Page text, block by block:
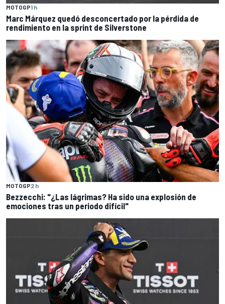
MOTOGP1 h
Marc Márquez quedó desconcertado por la pérdida de
rendimiento en la sprint de Silverstone
MOTOGP2 h
Bezzecchi: "¿Las lágrimas? Ha sido una explosión de
emociones tras un periodo difícil"